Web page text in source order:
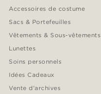
Accessoires de costume
Sacs & Portefeuilles
Vêtements & Sous-vêtements
Lunettes
Soins personnels
Idées Cadeaux
Vente d'archives